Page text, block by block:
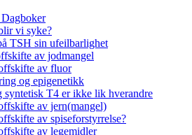
vi syke?
TSH sin ufeilbarlighet
av jodmangel
av fluor
og epigenetikk
syntetisk T4 er ikke lik hverandre
av jern(mangel)
av spiseforstyrrelse?
av legemidler